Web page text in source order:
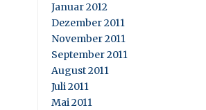
Januar 2012
Dezember 2011
November 2011
September 2011
August 2011
Juli 2011
Mai 2011